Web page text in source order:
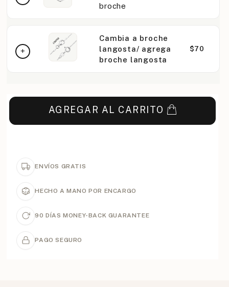
broche
Cambia a broche
langosta/ agrega
broche langosta
$70
AGREGAR AL CARRITO
ENVÍOS GRATIS
HECHO A MANO POR ENCARGO
90 DÍAS MONEY-BACK GUARANTEE
PAGO SEGURO